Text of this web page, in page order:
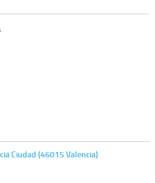
Ciudad (46015 Valencia)